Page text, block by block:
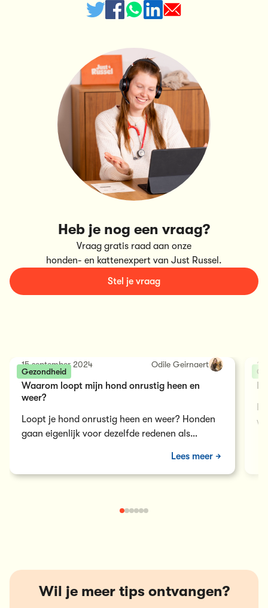
Heb je nog een vraag?
Vraag gratis raad aan onze
honden- en kattenexpert van Just Russel.
Stel je vraag
Gezondheid
15 september 2024 Odile Geirnaert
Waarom loopt mijn hond onrustig heen en
weer?
Loopt je hond onrustig heen en weer? Honden
gaan eigenlijk voor dezelfde redenen als
Lees meer
26
Wil je meer tips ontvangen?